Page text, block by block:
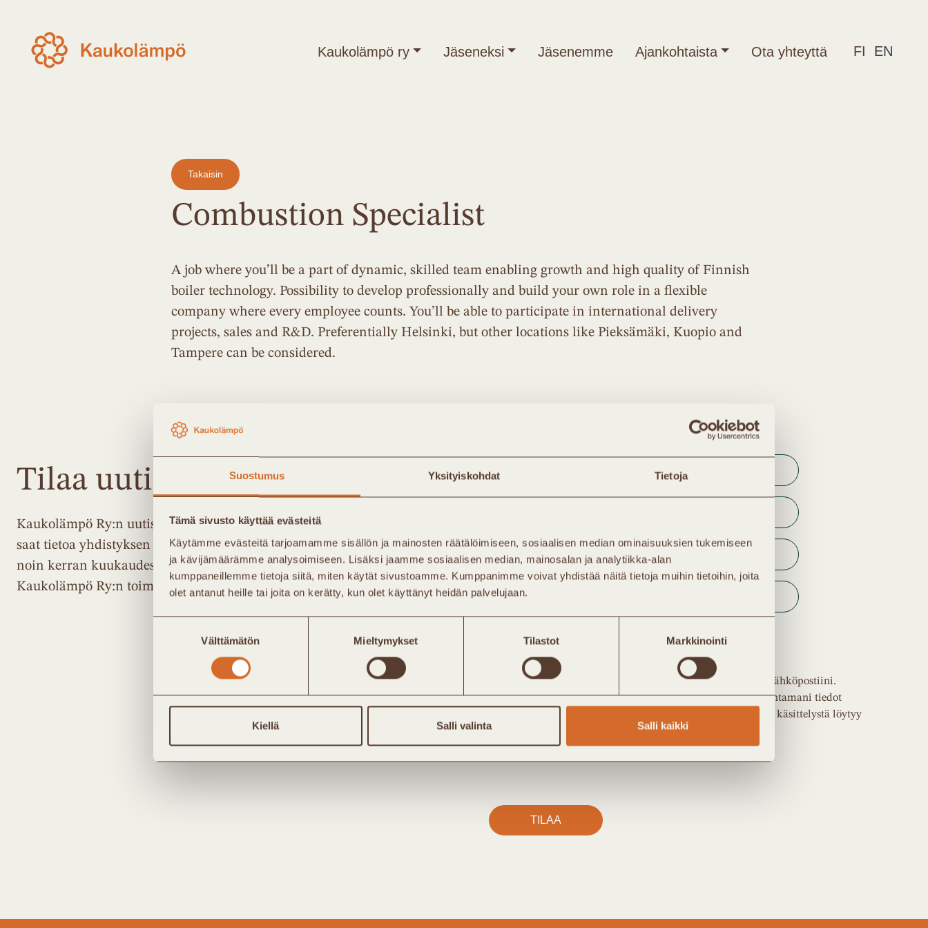
Suostumus Yksityiskohdat Tietoja
Tämä sivusto käyttää evästeitä
Käytämme evästeitä tarjoamamme sisällön ja mainosten räätälöimiseen, sosiaalisen median ominaisuuksien tukemiseen
ja kävijämäärämme analysoimiseen. Lisäksi jaamme sosiaalisen median, mainosalan ja analytiikka-alan
kumppaneillemme tietoja siitä, miten käytät sivustoamme. Kumppanimme voivat yhdistää näitä tietoja muihin tietoihin, joita
olet antanut heille tai joita on kerätty, kun olet käyttänyt heidän palvelujaan.
Välttämätön Mieltymykset Tilastot Markkinointi
Kiellä Salli valinta Salli kaikki
Kaukolämpö ry Jäseneksi Jäsenemme Ajankohtaista Ota yhteyttä FI EN
Takaisin
Combustion Specialist
A job where you’ll be a part of dynamic, skilled team enabling growth and high quality of Finnish
boiler technology. Possibility to develop professionally and build your own role in a flexible
company where every employee counts. You’ll be able to participate in international delivery
projects, sales and R&D. Preferentially Helsinki, but other locations like Pieksämäki, Kuopio and
Tampere can be considered.
Tilaa uutiskirjeemme
Kaukolämpö Ry:n uutiskirje lähetetään noin 4 kertaa vuodessa. Kirjeessä
saat tietoa yhdistyksen uutisista ja tapahtumista. Jäsenet saavat lisäksi
noin kerran kuukaudessa jäsenkirjeen, jossa ajankohtaista infoa
Kaukolämpö Ry:n toiminnasta.
En ole Kaukolämpö ry:n jäsen
Kyllä, haluan tilata Kaukolämpö ry:n uutis-/jäsenkirjeen sähköpostiini.
Täyttämällä lomakkeen annan yhdistykselle luvan tallentaa antamani tiedot
kirjeen toimittamista varten. Tarkempi kuvaus henkilötietojen käsittelystä löytyy
tietosuojaselosteesta.